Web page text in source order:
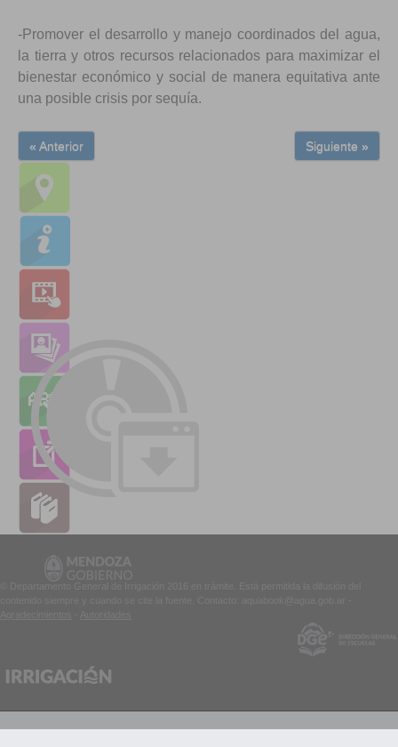
-Promover el desarrollo y manejo coordinados del agua,
la tierra y otros recursos relacionados para maximizar el
bienestar económico y social de manera equitativa ante
una posible crisis por sequía.
« Anterior Siguiente »